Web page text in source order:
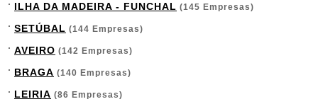
ILHA DA MADEIRA - FUNCHAL (145 Empresas)
SETÚBAL (144 Empresas)
AVEIRO (142 Empresas)
BRAGA (140 Empresas)
LEIRIA (86 Empresas)